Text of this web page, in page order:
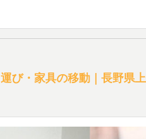
び・家具の移動｜長野県